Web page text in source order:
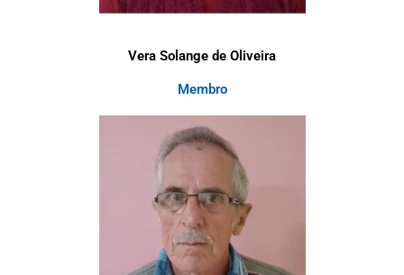
Vera Solange de Oliveira
Membro